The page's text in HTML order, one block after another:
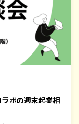
ラボの週末起業相